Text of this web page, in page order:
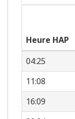
Heure HAP
04:25
11:08
16:09